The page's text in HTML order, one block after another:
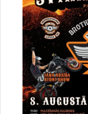
atbildīgais darbinieks
Datu subjektiem ir
datu izmantošanu
datu subjekts uzskata,
tā tiesības un
normatīvajiem aktiem.